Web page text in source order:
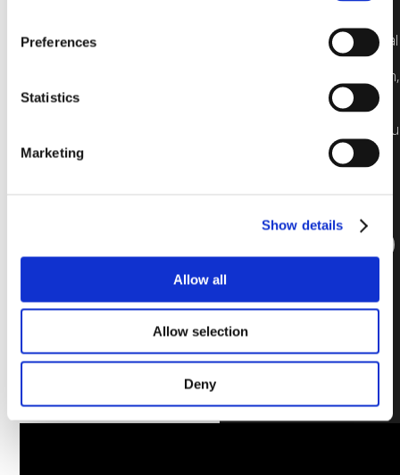
Preferences
Statistics
Marketing
Show details
Allow all
Allow selection
Deny
Für maximale Flexibilität
konzipiert, bietet Imperial
Size verschiedene
Glasdesigns und Stärken,
um leichtere, dünnere
und ästhetisch
ansprechende Wände zu